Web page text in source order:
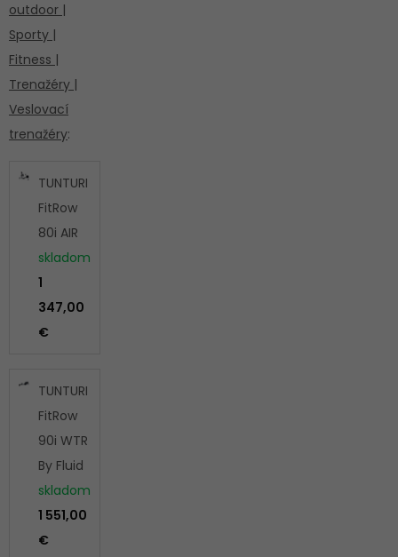
outdoor |
Sporty |
Fitness |
Trenažéry |
Veslovací
trenažéry:
TUNTURI
FitRow
80i AIR
skladom
1
347,00
€
TUNTURI
FitRow
90i WTR
By Fluid
skladom
1 551,00
€